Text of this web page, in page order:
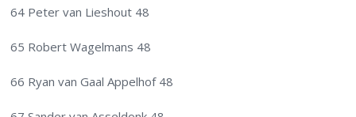
64 Peter van Lieshout 48
65 Robert Wagelmans 48
66 Ryan van Gaal Appelhof 48